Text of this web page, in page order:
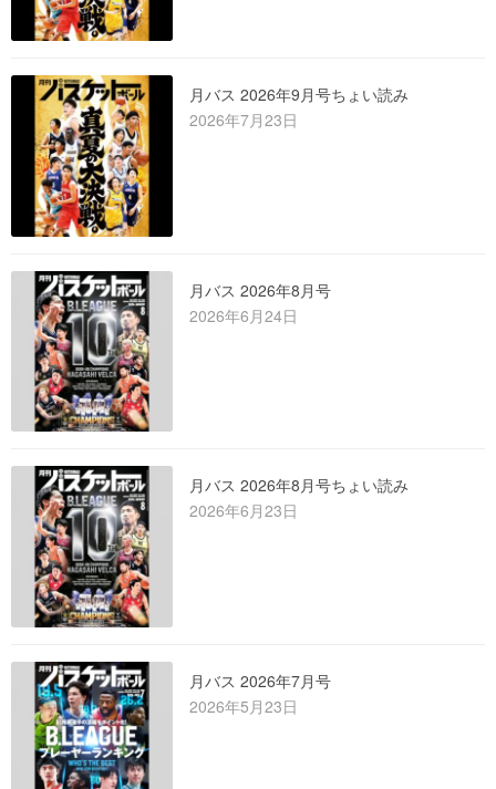
月バス 2026年9月号ちょい読み
2026年7月23日
月バス 2026年8月号
2026年6月24日
月バス 2026年8月号ちょい読み
2026年6月23日
月バス 2026年7月号
2026年5月23日